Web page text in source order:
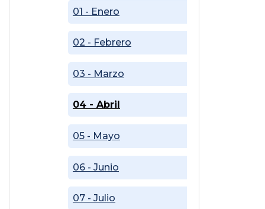
01 - Enero
02 - Febrero
03 - Marzo
04 - Abril
05 - Mayo
06 - Junio
07 - Julio